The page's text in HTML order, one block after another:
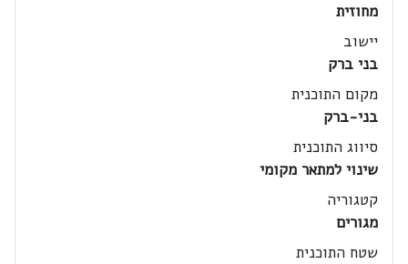
מחוזית
יישוב
בני ברק
מקום התוכנית
בני-ברק
סיווג התוכנית
שינוי למתאר מקומי
קטגוריה
מגורים
שטח התוכנית